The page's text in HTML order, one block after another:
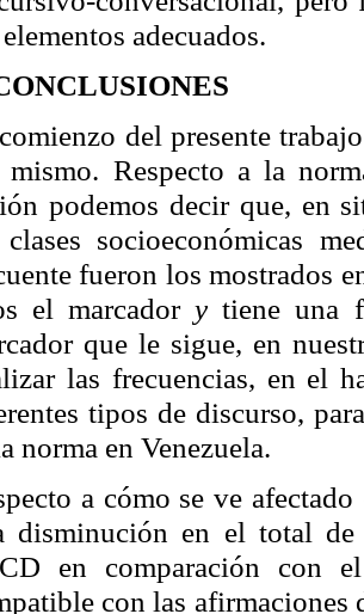
adecuados.
del presente
mismo. Respecto a la
podemos decir que, en
socioeconómicas
fueron los mostrados
el marcadorytiene una
que le sigue, en
las frecuencias, en el
tipos de discurso,
norma en Venezuela.
a cómo se ve
disminución en el total
en comparación con
con las